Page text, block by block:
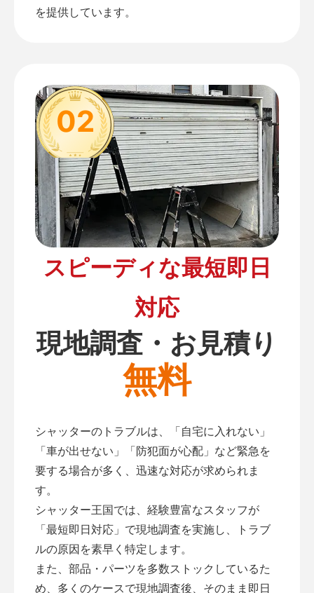
を提供しています。
02
スピーディな最短即日
対応
現地調査・お見積り
無料
シャッターのトラブルは、「自宅に入れない」
「車が出せない」「防犯面が心配」など緊急を
要する場合が多く、迅速な対応が求められま
す。
シャッター王国では、経験豊富なスタッフが
「最短即日対応」で現地調査を実施し、トラブ
ルの原因を素早く特定します。
また、部品・パーツを多数ストックしているた
め、多くのケースで現地調査後、そのまま即日